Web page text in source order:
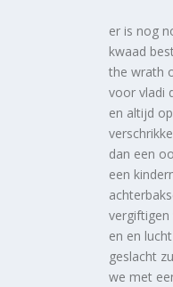
er is nog
kwaad
the wrath
voor vladi
en altijd
dan een
een
en en
geslacht
we met